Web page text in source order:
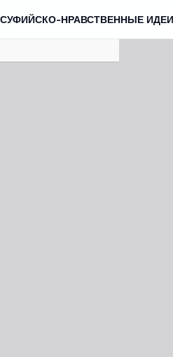
о статье
СУФИЙСКО-НРАВСТВЕННЫЕ